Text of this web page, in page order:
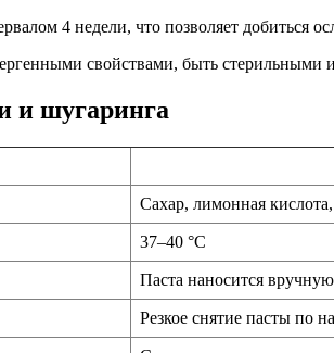
4 недели, что позволяет добиться
свойствами, быть стерильными
и шугаринга
Сахар, лимонная
37–40 °C
Паста наносится
Резкое снятие пасты по